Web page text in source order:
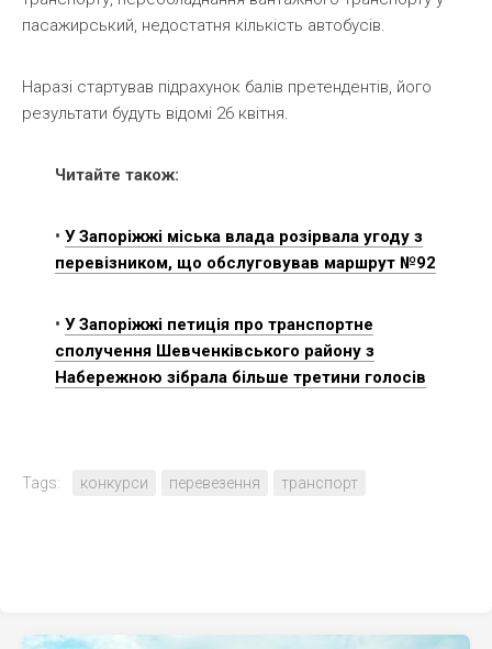
пасажирський, недостатня кількість автобусів.
Наразі стартував підрахунок балів претендентів, його
результати будуть відомі 26 квітня.
Читайте також:
• У Запоріжжі міська влада розірвала угоду з
перевізником, що обслуговував маршрут №92
• У Запоріжжі петиція про транспортне
сполучення Шевченківського району з
Набережною зібрала більше третини голосів
Tags: конкурси перевезення транспорт